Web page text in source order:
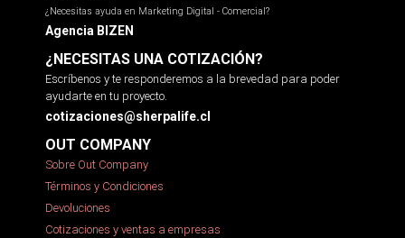
¿Necesitas ayuda en Marketing Digital - Comercial?
Agencia BIZEN
¿NECESITAS UNA COTIZACIÓN?
Escríbenos y te responderemos a la brevedad para poder
ayudarte en tu proyecto.
cotizaciones@sherpalife.cl
OUT COMPANY
Sobre Out Company
Términos y Condiciones
Devoluciones
Cotizaciones y ventas a empresas